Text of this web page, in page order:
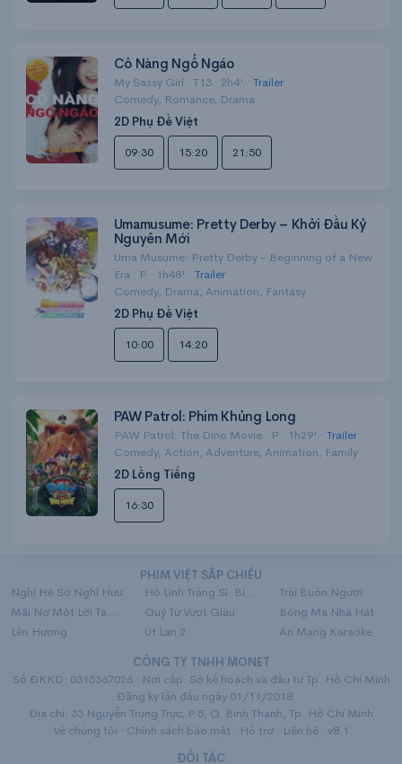
Cô Nàng Ngổ Ngáo
My Sassy Girl · T13 · 2h4' · Trailer
Comedy, Romance, Drama
2D Phụ Đề Việt
09:30
15:20 21:50
Umamusume: Pretty Derby – Khởi Đầu Kỷ
Nguyên Mới
Uma Musume: Pretty Derby - Beginning of a New
Era · P · 1h48' · Trailer
Comedy, Drama, Animation, Fantasy
2D Phụ Đề Việt
10:00
14:20
PAW Patrol: Phim Khủng Long
PAW Patrol: The Dino Movie · P · 1h29' · Trailer
Comedy, Action, Adventure, Animation, Family
2D Lồng Tiếng
16:30
PHIM VIỆT SẮP CHIẾU
Nghỉ Hè Sợ Nghỉ Hưu
Hộ Linh Tráng Sĩ: Bí Ẩn Mộ Vua Đinh
Trại Buôn Người
Mãi Nợ Một Lời Tạm Biệt
Quý Tử Vượt Giàu
Bóng Ma Nhà Hát
Lên Hương
Út Lan 2
Án Mạng Karaoke
CÔNG TY TNHH MONET
Số ĐKKD: 0315367026 · Nơi cấp: Sở kế hoạch và đầu tư Tp. Hồ Chí Minh
· Đăng ký lần đầu ngày 01/11/2018
Địa chỉ: 33 Nguyễn Trung Trực, P.5, Q. Bình Thạnh, Tp. Hồ Chí Minh
Về chúng tôi
Chính sách bảo mật Hỗ trợ Liên hệ · v8.1
ĐỐI TÁC